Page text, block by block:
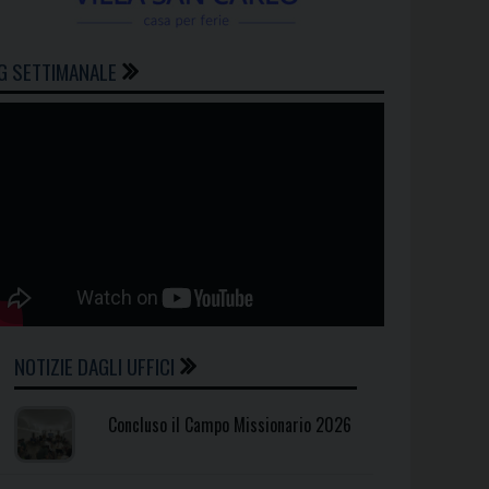
SETTIMANALE
NOTIZIE DAGLI UFFICI
Concluso il Campo Missionario 2026